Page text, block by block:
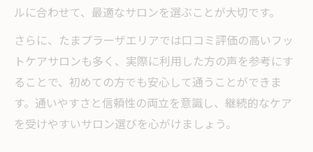
ルに合わせて、最適なサロンを選ぶことが大切です。
さらに、たまプラーザエリアでは口コミ評価の高いフッ
トケアサロンも多く、実際に利用した方の声を参考にす
ることで、初めての方でも安心して通うことができま
す。通いやすさと信頼性の両立を意識し、継続的なケア
を受けやすいサロン選びを心がけましょう。